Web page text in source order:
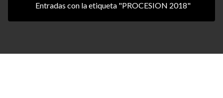
Entradas con la etiqueta "PROCESION 2018"